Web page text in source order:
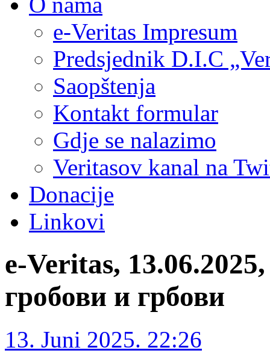
e-Veritas Impresum
Predsjednik D.I.C
Saopštenja
Kontakt formular
Gdje se nalazimo
Veritasov kanal na
Donacije
Linkovi
e-Veritas,
гробови и грбови
13. Juni 2025. 22:26